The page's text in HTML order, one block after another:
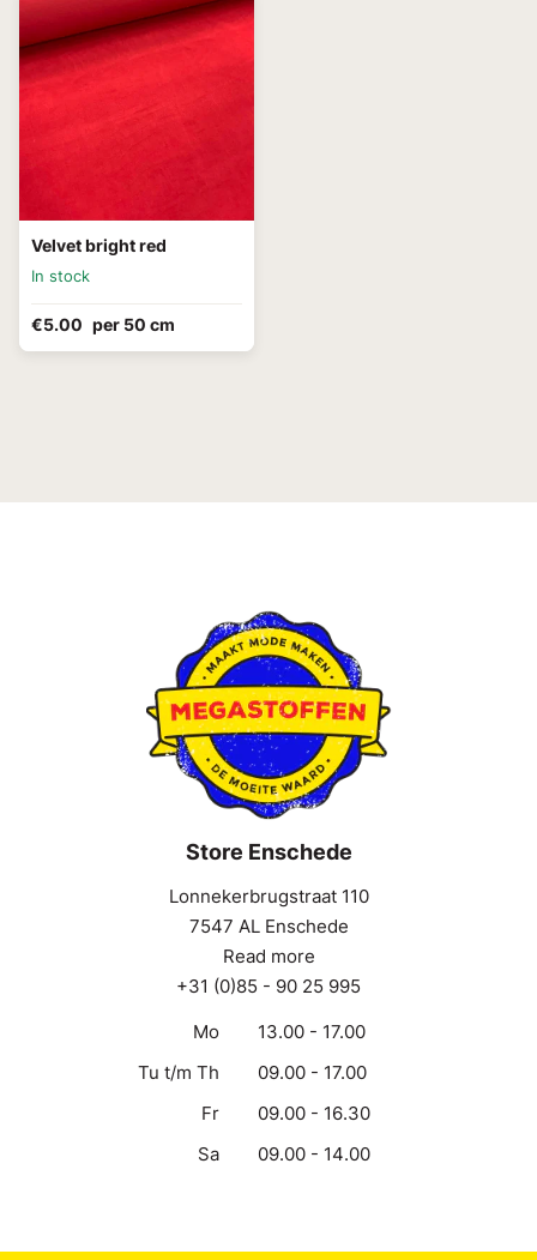
Velvet bright red
In stock
€5.00 per 50 cm
Store Enschede
Lonnekerbrugstraat 110
7547 AL Enschede
Read more
+31 (0)85 - 90 25 995
Mo
13.00 - 17.00
Tu t/m Th
09.00 - 17.00
Fr
09.00 - 16.30
Sa
09.00 - 14.00